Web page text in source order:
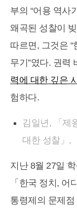
부의 “어용 역사
왜곡된 성찰이
따르면, 그것은
무기”였다. 권력
력에 대한 깊은
험하다.
김일년, 「제
대한 성찰」,
지난 8월 27일
「한국 정치, 어
통령제의 문제